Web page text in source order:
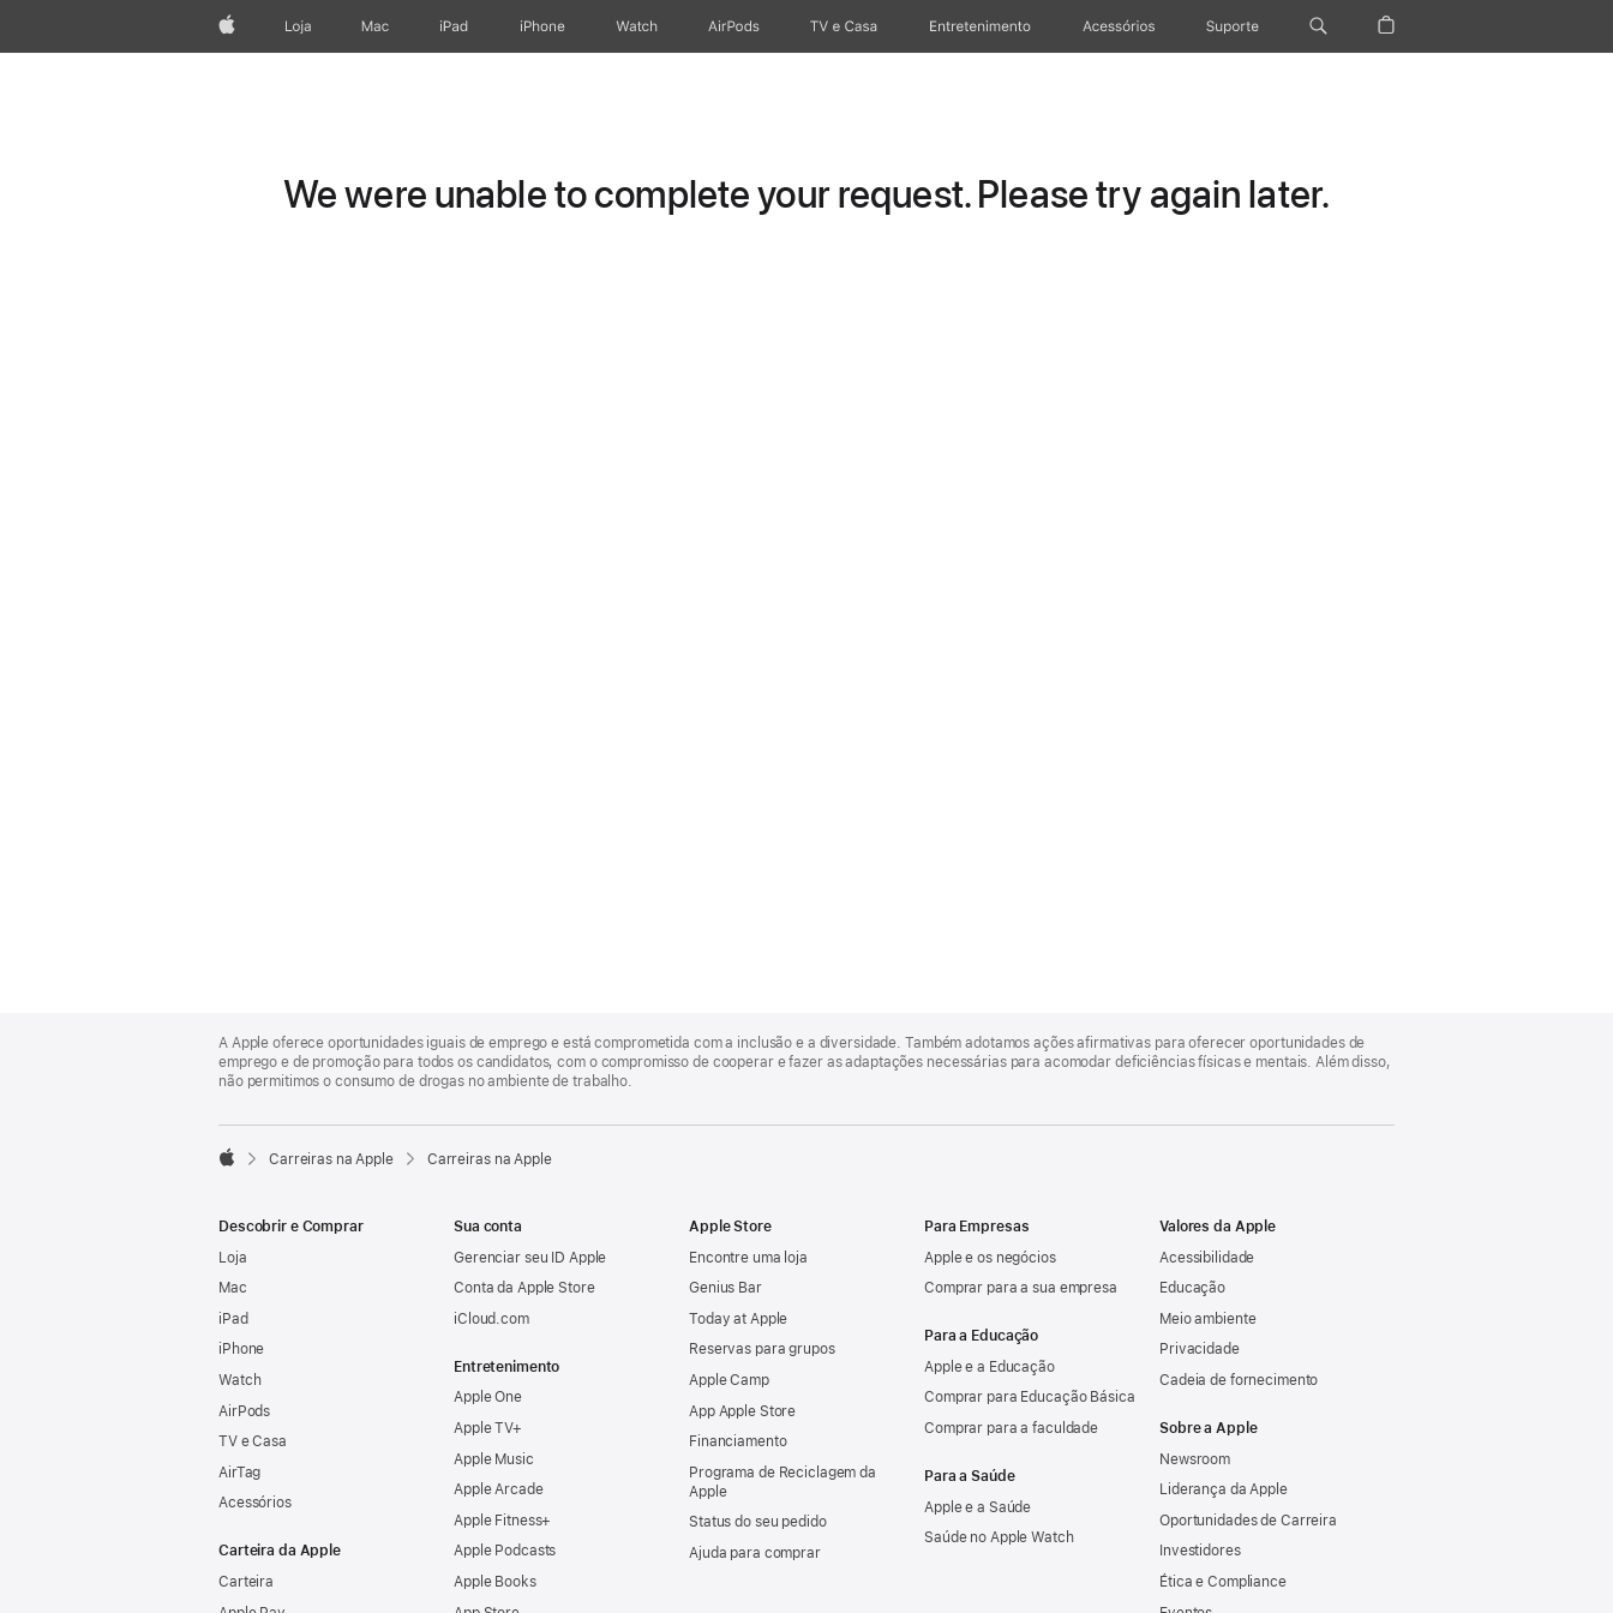
AppleLoja Mac iPad iPhone Apple Watch AirPods TV e Casa Entretenimento Acessórios Suporte
We were unable to complete your request. Please try again later.
Footer
A Apple oferece oportunidades iguais de emprego e está comprometida com a inclusão e a diversidade. Também adotamos ações afirmativas para oferecer oportunidades de
emprego e de promoção para todos os candidatos, com o compromisso de cooperar e fazer as adaptações necessárias para acomodar deficiências físicas e mentais. Além disso,
não permitimos o consumo de drogas no ambiente de trabalho.

Carreiras na Apple Carreiras na Apple
Descobrir e Comprar
Loja
Mac
iPad
iPhone
Watch
AirPods
TV e Casa
AirTag
Acessórios
Carteira da Apple
Carteira
Sua conta
Gerenciar seu ID Apple
Conta da Apple Store
iCloud.com
Entretenimento
Apple One
Apple TV+
Apple Music
Apple Arcade
Apple Fitness+
Apple Podcasts
Apple Books
Apple Store
Encontre uma loja
Genius Bar
Today at Apple
Reservas para grupos
Apple Camp
App Apple Store
Financiamento
Programa de Reciclagem da
Apple
Status do seu pedido
Ajuda para comprar
Para Empresas
Apple e os negócios
Comprar para a sua empresa
Para a Educação
Apple e a Educação
Comprar para Educação Básica
Comprar para a faculdade
Para a Saúde
Apple e a Saúde
Saúde no Apple Watch
Valores da Apple
Acessibilidade
Educação
Meio ambiente
Privacidade
Cadeia de fornecimento
Sobre a Apple
Newsroom
Liderança da Apple
Oportunidades de Carreira
Investidores
Ética e Compliance